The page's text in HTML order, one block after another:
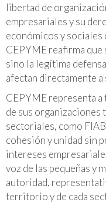
libertad de
empresariales y su
económicos y sociales
CEPYME reafirma
sino la legítima
afectan directamente
CEPYME representa a
de sus
sectoriales, como
cohesión y unidad sin
intereses
voz de las pequeñas y
autoridad,
territorio y de cada